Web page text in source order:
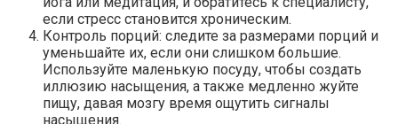
если стресс становится хроническим.
Контроль порций: следите за размерами порций и
уменьшайте их, если они слишком большие.
Используйте маленькую посуду, чтобы создать
иллюзию насыщения, а также медленно жуйте
пищу, давая мозгу время ощутить сигналы
насыщения.